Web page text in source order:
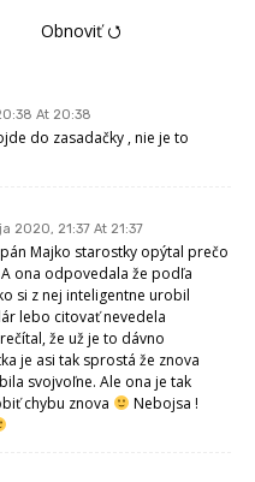
Obnoviť ⭯
At 20:38
do zasadačky , nie je to
2020, 21:37 At 21:37
Majko starostky opýtal prečo
ona odpovedala že podľa
si z nej inteligentne urobil
lebo citovať nevedela
že už je to dávno
je asi tak sprostá že znova
svojvoľne. Ale ona je tak
chybu znova
Nebojsa !